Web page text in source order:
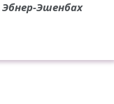
Эшенбах